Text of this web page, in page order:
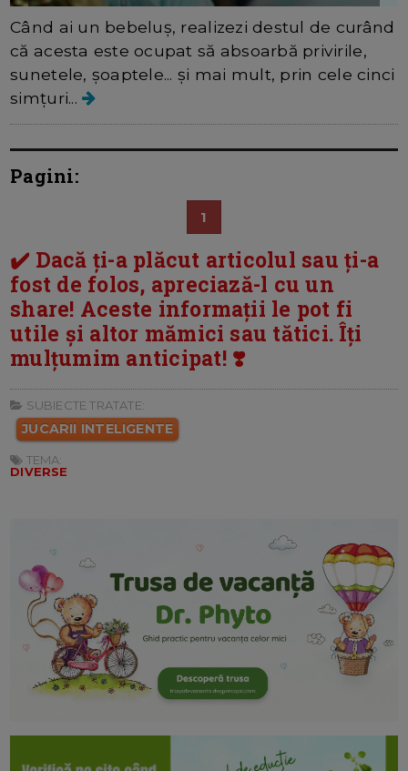
Când ai un bebeluș, realizezi destul de curând
că acesta este ocupat să absoarbă privirile,
sunetele, șoaptele... și mai mult, prin cele cinci
simțuri...
Pagini:
1
✔️ Dacă ți-a plăcut articolul sau ți-a
fost de folos, apreciază-l cu un
share! Aceste informații le pot fi
utile și altor mămici sau tătici. Îți
mulțumim anticipat! ❣️
SUBIECTE TRATATE:
JUCARII INTELIGENTE
TEMA:
DIVERSE